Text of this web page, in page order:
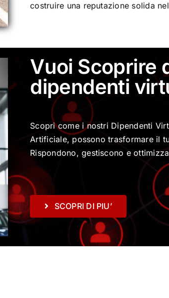
costruire una reputazione solida
Vuoi Scoprire
dipendenti
Scopri come i nostri Dipendenti
Artificiale, possono trasformare il
Rispondono, gestiscono e
SCOPRI DI PIU’